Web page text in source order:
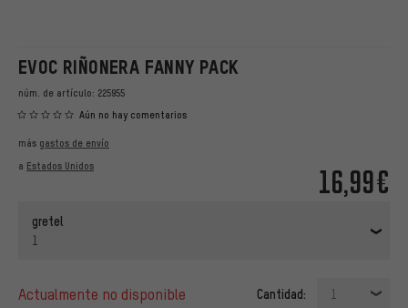
EVOC RIÑONERA FANNY PACK
núm. de artículo: 225955
Aún no hay comentarios
16,99€
más gastos de envío
a Estados Unidos
gretel
1
actualmente no disponible Cantidad: 1